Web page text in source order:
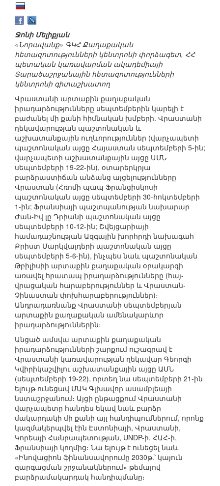
Ջոնի Մելիքյան
«Նորավանք» ԳԿՀ Քաղաքական
հետազոտությունների կենտրոնի փորձագետ, ՀՀ
պետական կառավարման ակադեմիայի
Տարածաշրջանային հետազոտությունների
կենտրոնի գիտաշխատող
Վրաստանի արտաքին քաղաքական
իրադարձությունները սեպտեմբերին կարելի է
բաժանել մի քանի հիմնական խմբերի. Վրաստանի
ղեկավարության պաշտոնական և
աշխատանքային ուղևորություններ (վարչապետի
պաշտոնական այցը Հայաստան սեպտեմբերի 5-ին;
վարչապետի աշխատանքային այցը ԱՄՆ
սեպտեմբերի 19-22-ին), օտարերկրյա
բարձրաստիճան անձանց այցելությունները
Վրաստան (Հռոմի պապ Ֆրանցիսկոսի
պաշտոնական այցը սեպտեմբերի 30-հոկտեմբերի
1-ին; Ֆրանսիայի պաշտպանության նախարար
Ժան-Իվ լը Դրիանի պաշտոնական այցը
սեպտեմբերի 10-12-ին; Շվեյցարիայի
համադաշնության Ազգային խորհրդի նախագահ
Քրիստ Մարկվալդերի պաշտոնական այցը
սեպտեմբերի 5-6-ին), ինչպես նաև պաշտոնական
Թբիլիսիի արտաքին քաղաքական օրակարգի
առավել հրատապ իրադարձությունները (հայ-
վրացական հարաբերություններ և Վրաստան-
Չինաստան փոխհարաբերություններ)։
Անդրադառնանք Վրաստանի սեպտեմբերյան
արտաքին քաղաքական ամենակարևոր
իրադարձություններին։
Անցած ամսվա արտաքին քաղաքական
իրադարձությունների շարքում ուշագրավ է
Վրաստանի կառավարության ղեկավար Գեորգի
Կվիրիկաշվիլու աշխատանքային այցը ԱՄՆ
(սեպտեմբերի 19-22), որտեղ նա սեպտեմբերի 21-ին
ելույթ ունեցավ ՄԱԿ Գլխավոր ասամբլեայի
նստաշրջանում։ Այցի ընթացքում Վրաստանի
վարչապետը հանդես եկավ նաև բարձր
մակարդակի մի քանի այլ հանդիպումներում, որոնք
կազմակերպվել էին Էստոնիայի, Վրաստանի,
Կորեայի Հանրապետության, UNDP-ի, ՀԱՀ-ի,
Ֆրանսիայի կողմից։ Նա ելույթ է ունեցել նաև
«Ինովացիոն ֆինանսավորումը 2030թ.՝ կայուն
զարգացման շրջանակներում» թեմայով
բարձրամակարդակ հանդիպմանը։